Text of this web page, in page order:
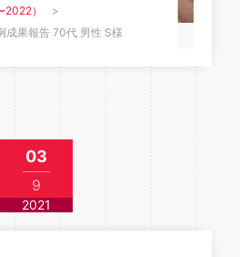
2022）
>
成果報告 70代 男性 S様
03
9
2021